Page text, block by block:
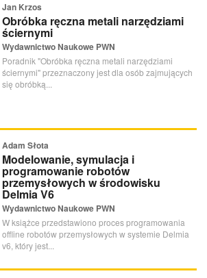
Jan Krzos
Obróbka ręczna metali narzędziami
ściernymi
Wydawnictwo Naukowe PWN
Poradnik "Obróbka ręczna metali narzędziami
ściernymi" przeznaczony jest dla osób zajmujących
się obróbką...
Adam Słota
Modelowanie, symulacja i
programowanie robotów
przemysłowych w środowisku
Delmia V6
Wydawnictwo Naukowe PWN
W książce przedstawiono proces programowania
offline robotów przemysłowych w systemie Delmia
v6, który jest...